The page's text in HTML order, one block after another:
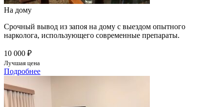
На дому
Срочный вывод из запоя на дому с выездом опытного
нарколога, использующего современные препараты.
10 000 ₽
Лучшая цена
Подробнее